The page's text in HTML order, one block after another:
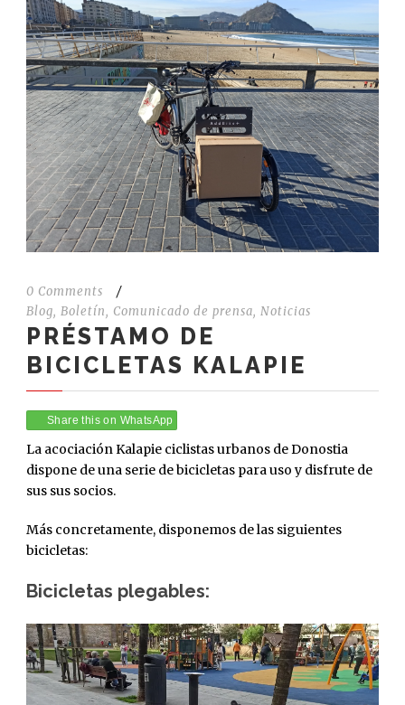
0 Comments
/
Blog, Boletín, Comunicado de prensa, Noticias
PRÉSTAMO DE
BICICLETAS KALAPIE
Share this on WhatsApp
La acociación Kalapie ciclistas urbanos de Donostia
dispone de una serie de bicicletas para uso y disfrute de
sus sus socios.
Más concretamente, disponemos de las siguientes
bicicletas:
Bicicletas plegables: